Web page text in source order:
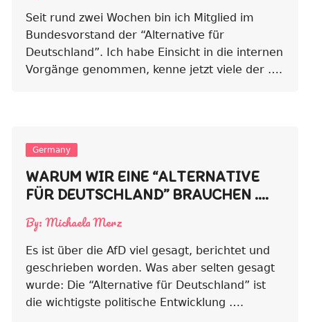
Seit rund zwei Wochen bin ich Mitglied im
Bundesvorstand der “Alternative für
Deutschland”. Ich habe Einsicht in die internen
Vorgänge genommen, kenne jetzt viele der ….
Germany
WARUM WIR EINE “ALTERNATIVE
FÜR DEUTSCHLAND” BRAUCHEN ….
By: Michaela Merz
Es ist über die AfD viel gesagt, berichtet und
geschrieben worden. Was aber selten gesagt
wurde: Die “Alternative für Deutschland” ist
die wichtigste politische Entwicklung ….